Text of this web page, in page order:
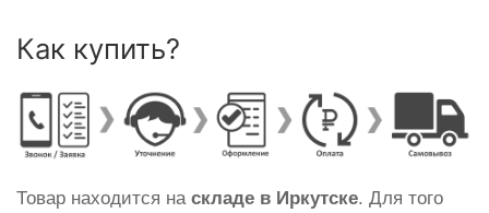
Как купить?
Товар находится на складе в Иркутске. Для того